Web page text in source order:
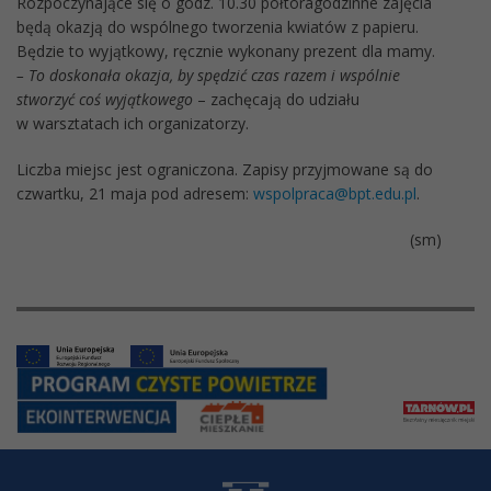
będą okazją do wspólnego tworzenia kwiatów z papieru.
Będzie to wyjątkowy, ręcznie wykonany prezent dla mamy.
– To doskonała okazja, by spędzić czas razem i wspólnie
stworzyć coś wyjątkowego – zachęcają do udziału
w warsztatach ich organizatorzy.
Liczba miejsc jest ograniczona. Zapisy przyjmowane są do
czwartku, 21 maja pod adresem: wspolpraca@bpt.edu.pl.
(sm)